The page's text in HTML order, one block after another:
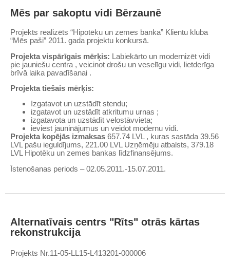
Mēs par sakoptu vidi Bērzaunē
Projekts realizēts “Hipotēku un zemes banka” Klientu kluba
“Mēs paši” 2011. gada projektu konkursā.
Projekta vispārīgais mērķis: Labiekārto un modernizēt vidi
pie jauniešu centra , veicinot drošu un veselīgu vidi, lietderīga
brīvā laika pavadīšanai .
Projekta tiešais mērķis:
Izgatavot un uzstādīt stendu;
izgatavot un uzstādīt atkritumu urnas ;
izgatavota un uzstādīt velostāvvieta;
ieviest jauninājumus un veidot modernu vidi.
Projekta kopējās izmaksas 657.74 LVL , kuras sastāda 39.56
LVL pašu ieguldījums, 221.00 LVL Uzņēmēju atbalsts, 379.18
LVL Hipotēku un zemes bankas līdzfinansējums.
Īstenošanas periods – 02.05.2011.-15.07.2011.
Alternatīvais centrs "Rīts" otrās kārtas
rekonstrukcija
Projekts Nr.11-05-LL15-L413201-000006